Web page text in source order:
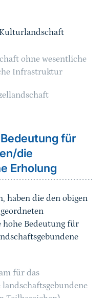
ohne wesentliche
Infrastruktur
für
die
Erholung
haben die den obigen
hohe Bedeutung für
für das